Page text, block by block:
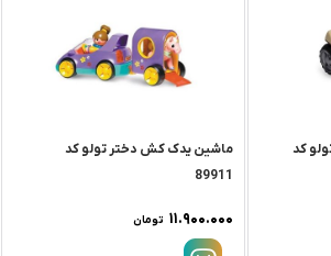
کد
ماشین یدک کش دختر تولو کد
89911
۱۱.۹۰۰.۰۰۰ تومان